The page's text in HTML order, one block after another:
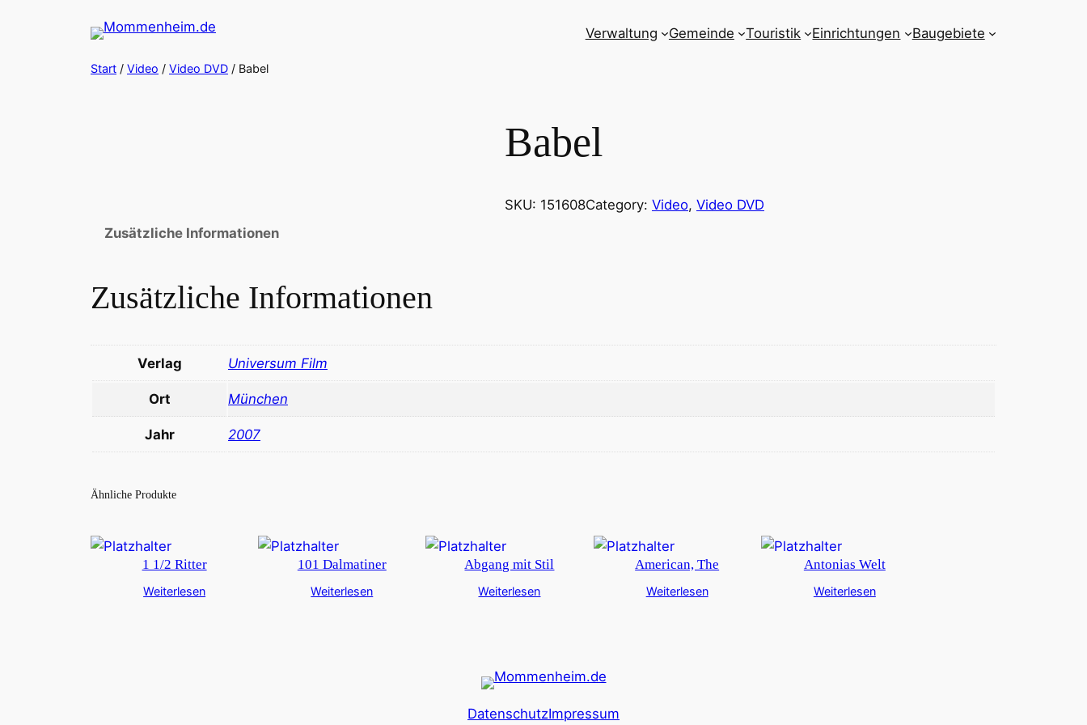
Verwaltung Gemeinde Touristik Einrichtungen Baugebiete
Start / Video / Video DVD / Babel
Babel
SKU: 151608Category: Video, Video DVD
Zusätzliche Informationen
Zusätzliche Informationen
Verlag Universum Film
Ort München
Jahr 2007
Ähnliche Produkte
1 1/2 Ritter
Weiterlesen
101 Dalmatiner
Weiterlesen
Abgang mit Stil
Weiterlesen
American, The
Weiterlesen
Antonias Welt
Weiterlesen
DatenschutzImpressum